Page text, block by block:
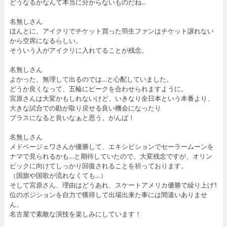
どうなるかなんて本当に分からないものだね…
名無しさん
ほんとに。アイクリでチケット買った羽生ファンはチケット譲れない
から空席になるらしい。
そういう人がアイクリに入れてることが残念。
名無しさん
よかった、無理して出るのでは…と心配していました。
どうか良くなって、五輪にピークを合わせられますように。
宮原さんは大変かもしれないけど、いきなり全日本という本番より、
大きな試合での勘が取り戻せる良い機会になったり
プラスになると良いなぁと思う。がんば！
名無しさん
メドベージェワさんが優勝して、エキシビションでセーラームーンを
ナマで見られるかも…と期待していたので、大変残念ですが、オリン
ピックに向けてしっかり回復されることを祈っております。
（国旗や国歌が流れなくても…）
そして宮原さん、理由はどうあれ、スケートアメリカ優勝で繰り上げ1
位のポジションを自力で獲得して出場出来た事には間違いありませ
ん。
名古屋で素敵な演技を楽しみにしています！